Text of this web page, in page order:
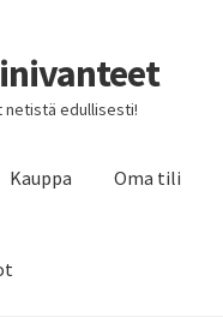
netistä edullisesti!
Kauppa Oma tili